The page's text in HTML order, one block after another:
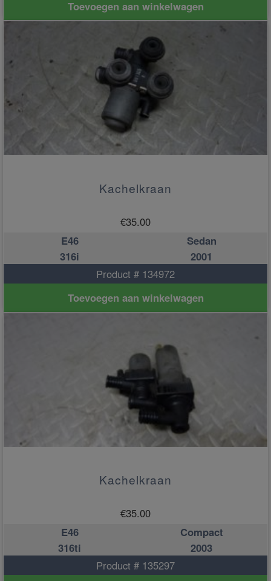
Toevoegen aan winkelwagen
Kachelkraan
€35.00
E46
Sedan
316i
2001
Product # 134972
Toevoegen aan winkelwagen
Kachelkraan
€35.00
E46
Compact
316ti
2003
Product # 135297